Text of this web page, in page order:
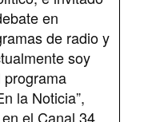
en
de radio y
soy
la Noticia”,
el Canal 34